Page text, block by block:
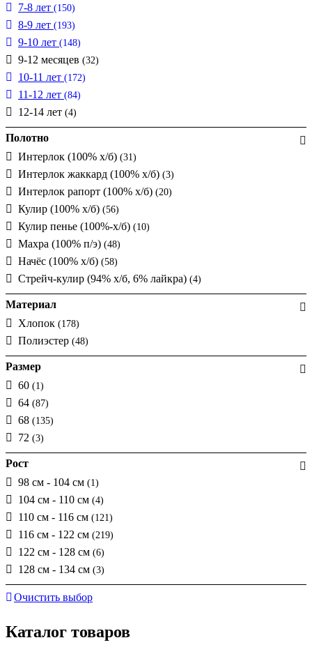
7-8 лет (150)
8-9 лет (193)
9-10 лет (148)
9-12 месяцев (32)
10-11 лет (172)
11-12 лет (84)
12-14 лет (4)
Полотно
Интерлок (100% х/б) (31)
Интерлок жаккард (100% х/б) (3)
Интерлок рапорт (100% х/б) (20)
Кулир (100% х/б) (56)
Кулир пенье (100%-х/б) (10)
Махра (100% п/э) (48)
Начёс (100% х/б) (58)
Стрейч-кулир (94% х/б, 6% лайкра) (4)
Материал
Хлопок (178)
Полиэстер (48)
Размер
60 (1)
64 (87)
68 (135)
72 (3)
Рост
98 см - 104 см (1)
104 см - 110 см (4)
110 см - 116 см (121)
116 см - 122 см (219)
122 см - 128 см (6)
128 см - 134 см (3)
Очистить выбор
Каталог товаров